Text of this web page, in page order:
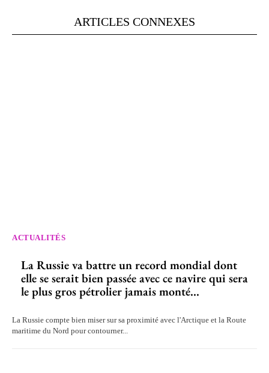
ARTICLES CONNEXES
ACTUALITÉS
La Russie va battre un record mondial dont
elle se serait bien passée avec ce navire qui sera
le plus gros pétrolier jamais monté...
La Russie compte bien miser sur sa proximité avec l'Arctique et la Route
maritime du Nord pour contourner...